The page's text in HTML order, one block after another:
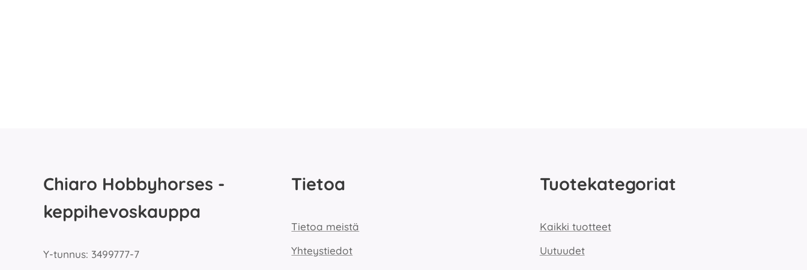
Chiaro Hobbyhorses -
keppihevoskauppa
Y-tunnus: 3499777-7
Tietoa
Tietoa meistä
Yhteystiedot
Tuotekategoriat
Kaikki tuotteet
Uutuudet